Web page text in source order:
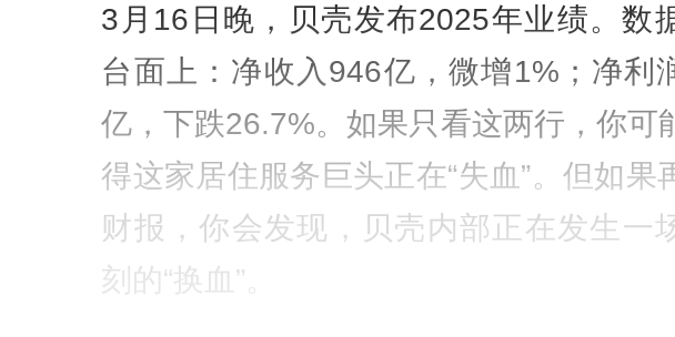
3月16日晚，贝壳发布2025年业绩。数
台面上：净收入946亿，微增1%；净利
亿，下跌26.7%。如果只看这两行，你可
得这家居住服务巨头正在“失血”。但如果
财报，你会发现，贝壳内部正在发生一
刻的“换血”。